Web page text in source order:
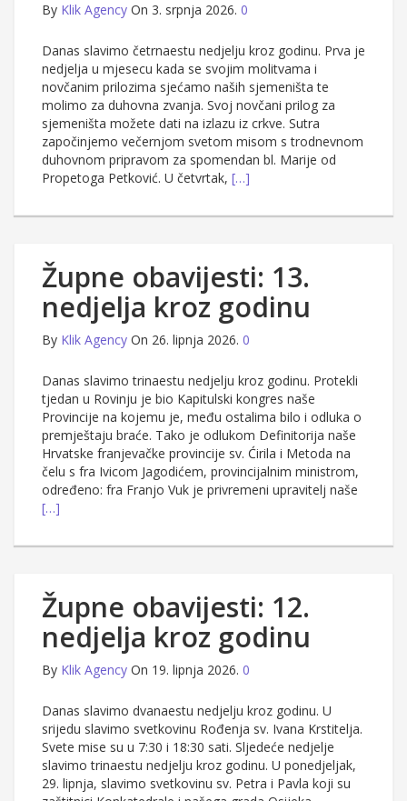
By Klik Agency On 3. srpnja 2026. 0
Danas slavimo četrnaestu nedjelju kroz godinu. Prva je
nedjelja u mjesecu kada se svojim molitvama i
novčanim prilozima sjećamo naših sjemeništa te
molimo za duhovna zvanja. Svoj novčani prilog za
sjemeništa možete dati na izlazu iz crkve. Sutra
započinjemo večernjom svetom misom s trodnevnom
duhovnom pripravom za spomendan bl. Marije od
Propetoga Petković. U četvrtak, […]
Župne obavijesti: 13.
nedjelja kroz godinu
By Klik Agency On 26. lipnja 2026. 0
Danas slavimo trinaestu nedjelju kroz godinu. Protekli
tjedan u Rovinju je bio Kapitulski kongres naše
Provincije na kojemu je, među ostalima bilo i odluka o
premještaju braće. Tako je odlukom Definitorija naše
Hrvatske franjevačke provincije sv. Ćirila i Metoda na
čelu s fra Ivicom Jagodićem, provincijalnim ministrom,
određeno: fra Franjo Vuk je privremeni upravitelj naše
[…]
Župne obavijesti: 12.
nedjelja kroz godinu
By Klik Agency On 19. lipnja 2026. 0
Danas slavimo dvanaestu nedjelju kroz godinu. U
srijedu slavimo svetkovinu Rođenja sv. Ivana Krstitelja.
Svete mise su u 7:30 i 18:30 sati. Sljedeće nedjelje
slavimo trinaestu nedjelju kroz godinu. U ponedjeljak,
29. lipnja, slavimo svetkovinu sv. Petra i Pavla koji su